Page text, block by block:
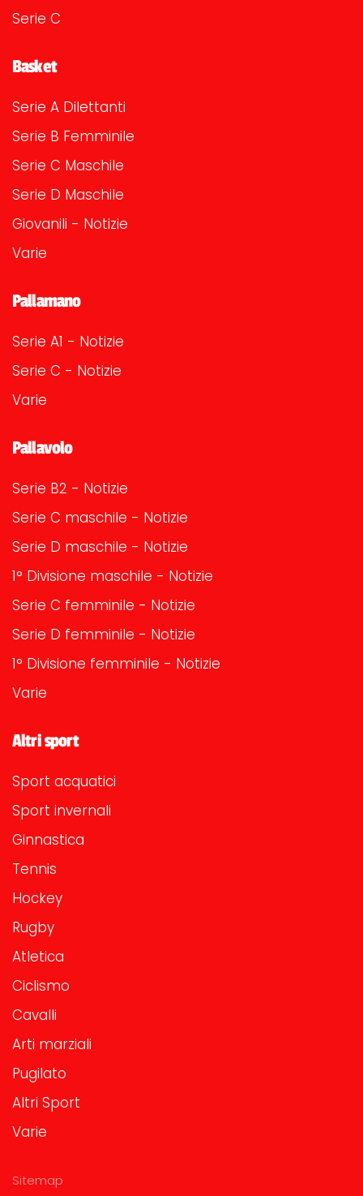
Serie C
Basket
Serie A Dilettanti
Serie B Femminile
Serie C Maschile
Serie D Maschile
Giovanili - Notizie
Varie
Pallamano
Serie A1 - Notizie
Serie C - Notizie
Varie
Pallavolo
Serie B2 - Notizie
Serie C maschile - Notizie
Serie D maschile - Notizie
1° Divisione maschile - Notizie
Serie C femminile - Notizie
Serie D femminile - Notizie
1° Divisione femminile - Notizie
Varie
Altri sport
Sport acquatici
Sport invernali
Ginnastica
Tennis
Hockey
Rugby
Atletica
Ciclismo
Cavalli
Arti marziali
Pugilato
Altri Sport
Varie
Sitemap